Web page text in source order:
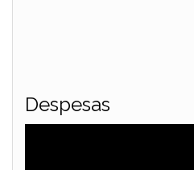
Despesas